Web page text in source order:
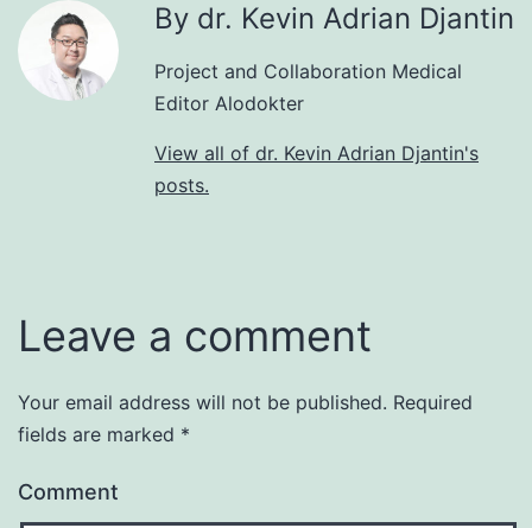
By dr. Kevin Adrian Djantin
Project and Collaboration Medical
Editor Alodokter
View all of dr. Kevin Adrian Djantin's
posts.
Leave a comment
Your email address will not be published. Required
fields are marked *
Comment